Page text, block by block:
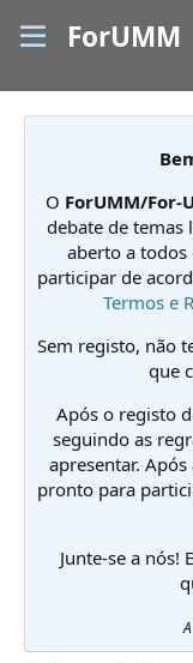
ForUMM
O ForUMM/For-
debate de temas
aberto a todos
participar de
Termos e
Sem registo, não
que
Após o registo
seguindo as
apresentar.
pronto para
Junte-se a nós!